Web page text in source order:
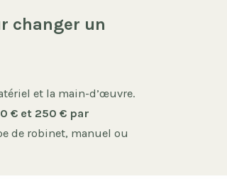
changer un
et la main-d’œuvre.
€ et 250 € par
de robinet, manuel ou